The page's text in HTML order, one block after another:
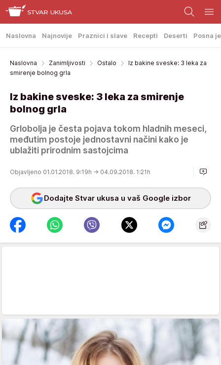
Naslovna Najnovije Praznici i slave Recepti Deserti Posna
Naslovna Zanimljivosti Ostalo
Iz bakine sveske: 3 leka za
smirenje bolnog grla
Iz bakine sveske: 3 leka za smirenje
bolnog grla
Grlobolja je česta pojava tokom hladnih meseci,
međutim postoje jednostavni načini kako je
ublažiti prirodnim sastojcima
Objavljeno 01.01.2018. 9:19h → 04.09.2018. 1:21h
Dodajte Stvar ukusa u vaš Google izbor